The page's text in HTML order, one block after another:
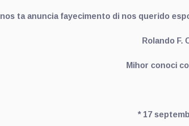
nos ta anuncia fayecimento di nos querido
Rolando F.
Mihor conoci
*17